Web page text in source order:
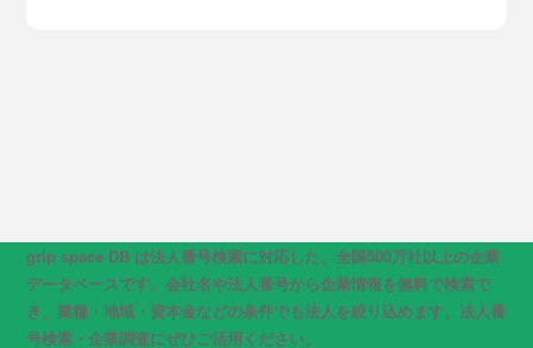
grip space DB は法人番号検索に対応した、全国500万社以上の企業
データベースです。会社名や法人番号から企業情報を無料で検索で
き、業種・地域・資本金などの条件でも法人を絞り込めます。法人番
号検索・企業調査にぜひご活用ください。